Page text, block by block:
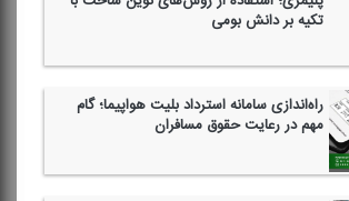
تكیه بر دانش بومی
راه‌اندازی سامانه استرداد بلیت هواپیما؛ گام
مهم در رعایت حقوق مسافران